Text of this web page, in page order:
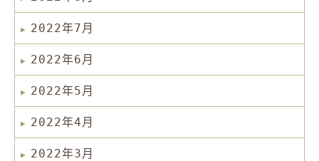
2022年7月
2022年6月
2022年5月
2022年4月
2022年3月